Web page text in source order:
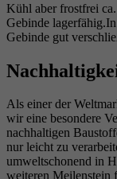
Kühl aber frostfrei
Gebinde
Gebinde gut
Als einer der
wir eine besondere
nachhaltigen
nur leicht zu
umweltschonend in
weiteren Meilenstein